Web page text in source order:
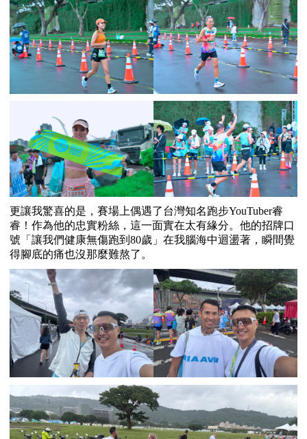
更讓我驚喜的是，賽場上偶遇了台灣知名跑步YouTuber睿
睿！作為他的忠實粉絲，這一面實在太有緣分。他的招牌口
號「讓我們健康無傷跑到 80歲」在我腦海中迴盪著，瞬間覺
得腳底的痛也沒那麼難熬了。